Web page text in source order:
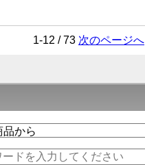
1-12 / 73 次のページへ